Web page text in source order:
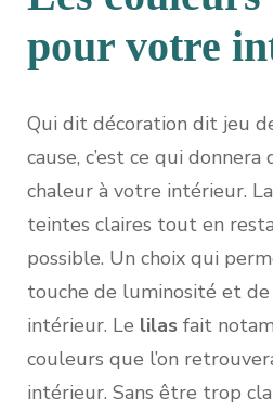
pour votre
Qui dit décoration dit jeu
cause, c’est ce qui
chaleur à votre intérieur.
teintes claires tout en
possible. Un choix qui
touche de luminosité et
intérieur. Le lilas fait
couleurs que l’on
intérieur. Sans être trop